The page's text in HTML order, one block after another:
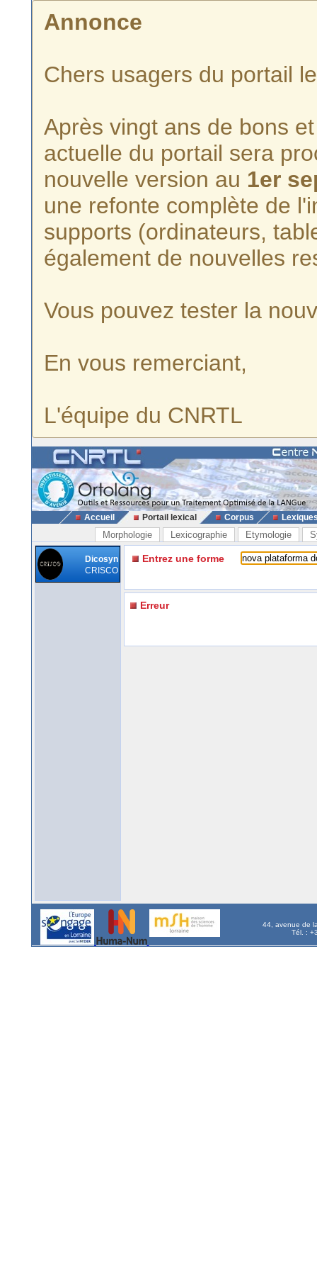
Annonce
Chers usagers du portail
Après vingt ans de bons
actuelle du portail sera
nouvelle version au 1er
une refonte complète de
supports (ordinateurs,
également de nouvelles
Vous pouvez tester la
En vous remerciant,
L'équipe du CNRTL
Accueil Portail lexical Corpus
Morphologie Lexicographie Etymologie
Dicosyn
CRISCO
Entrez une forme
Erreur
44, avenue de
Tél. :